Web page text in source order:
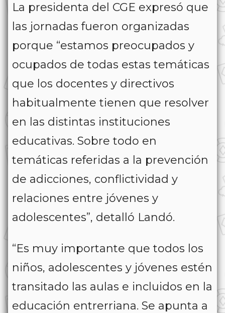
La presidenta del CGE expresó que
las jornadas fueron organizadas
porque “estamos preocupados y
ocupados de todas estas temáticas
que los docentes y directivos
habitualmente tienen que resolver
en las distintas instituciones
educativas. Sobre todo en
temáticas referidas a la prevención
de adicciones, conflictividad y
relaciones entre jóvenes y
adolescentes”, detalló Landó.
“Es muy importante que todos los
niños, adolescentes y jóvenes estén
transitado las aulas e incluidos en la
educación entrerriana. Se apunta a